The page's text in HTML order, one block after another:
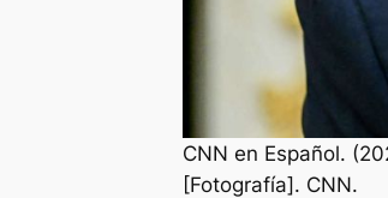
CNN en Español.
[Fotografía]. CNN.